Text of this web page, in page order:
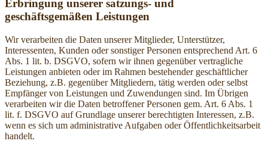
Erbringung unserer satzungs- und
geschäftsgemäßen Leistungen
Wir verarbeiten die Daten unserer Mitglieder, Unterstützer,
Interessenten, Kunden oder sonstiger Personen entsprechend Art. 6
Abs. 1 lit. b. DSGVO, sofern wir ihnen gegenüber vertragliche
Leistungen anbieten oder im Rahmen bestehender geschäftlicher
Beziehung, z.B. gegenüber Mitgliedern, tätig werden oder selbst
Empfänger von Leistungen und Zuwendungen sind. Im Übrigen
verarbeiten wir die Daten betroffener Personen gem. Art. 6 Abs. 1
lit. f. DSGVO auf Grundlage unserer berechtigten Interessen, z.B.
wenn es sich um administrative Aufgaben oder Öffentlichkeitsarbeit
handelt.